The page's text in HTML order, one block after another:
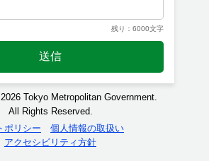
残り：6000文字
送信
Tokyo Metropolitan Government.
All Rights Reserved.
ポリシー
個人情報の取扱い
アクセシビリティ方針